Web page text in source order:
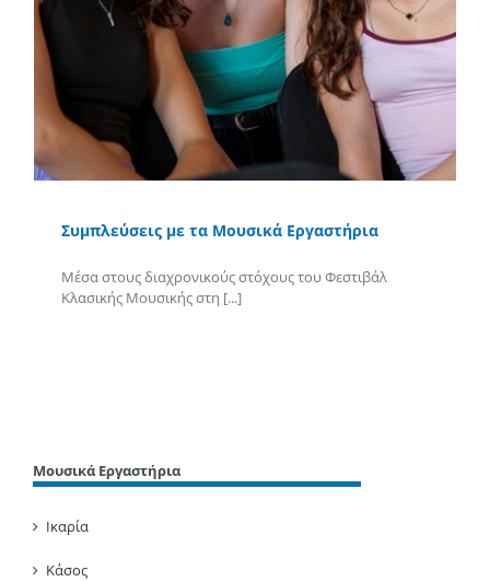
Συμπλεύσεις με τα Μουσικά Εργαστήρια
Μέσα στους διαχρονικούς στόχους του Φεστιβάλ
Κλασικής Μουσικής στη [...]
Μουσικά Εργαστήρια
Ικαρία
Κάσος